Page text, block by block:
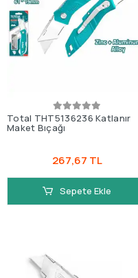
Total THT5136236 Katlanır
Maket Bıçağı
267,67 TL
Sepete Ekle